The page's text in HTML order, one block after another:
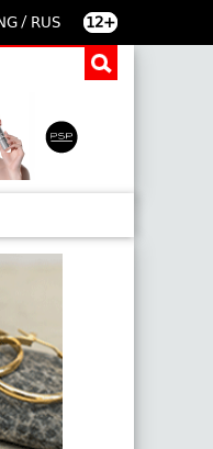
/ RUS 12+